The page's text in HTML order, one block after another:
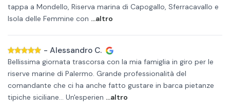
tappa a Mondello, Riserva marina di Capogallo, Sferracavallo e
Isola delle Femmine con ...altro
- Alessandro C.
Bellissima giornata trascorsa con la mia famiglia in giro per le
riserve marine di Palermo. Grande professionalità del
comandante che ci ha anche fatto gustare in barca pietanze
tipiche siciliane... Un'esperien ...altro